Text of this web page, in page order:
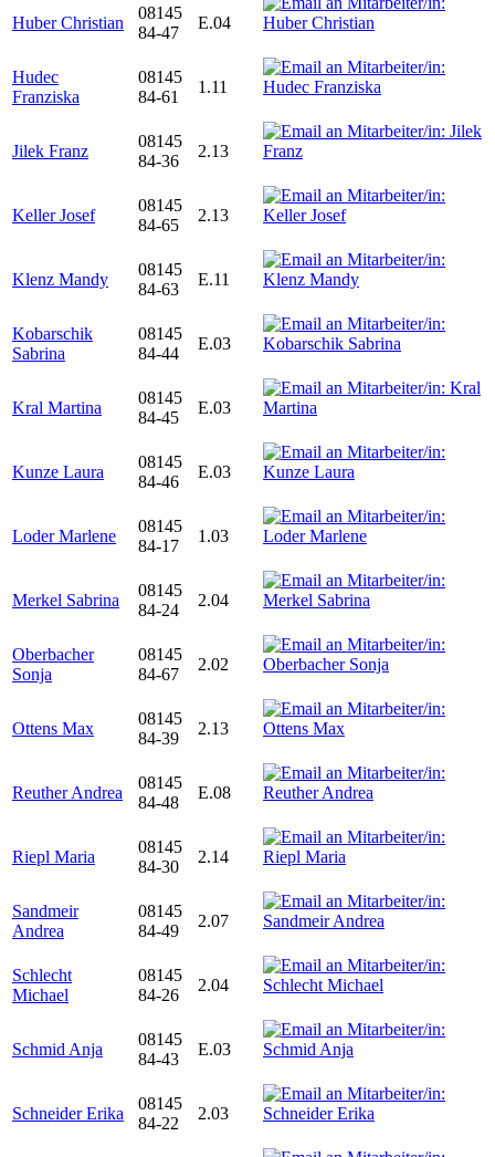
Huber Christian
08145
84-47
E.04
Hudec
Franziska
08145
84-61
1.11
Jilek Franz
08145
84-36
2.13
Keller Josef
08145
84-65
2.13
Klenz Mandy
08145
84-63
E.11
Kobarschik
Sabrina
08145
84-44
E.03
Kral Martina
08145
84-45
E.03
Kunze Laura
08145
84-46
E.03
Loder Marlene
08145
84-17
1.03
Merkel Sabrina
08145
84-24
2.04
Oberbacher
Sonja
08145
84-67
2.02
Ottens Max
08145
84-39
2.13
Reuther Andrea
08145
84-48
E.08
Riepl Maria
08145
84-30
2.14
Sandmeir
Andrea
08145
84-49
2.07
Schlecht
Michael
08145
84-26
2.04
Schmid Anja
08145
84-43
E.03
Schneider Erika
08145
84-22
2.03